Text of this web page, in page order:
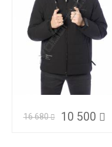
16 680 10 500